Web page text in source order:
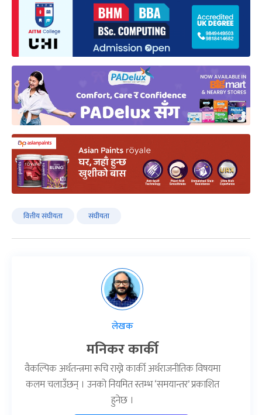
वित्तीय संघीयता संघीयता
लेखक
मनिकर कार्की
वैकल्पिक अर्थतन्त्रमा रूचि राख्ने कार्की अर्थराजनीतिक विषयमा
कलम चलाउँछन् । उनको नियमित स्तम्भ ‘समयान्तर’ प्रकाशित
हुनेछ ।